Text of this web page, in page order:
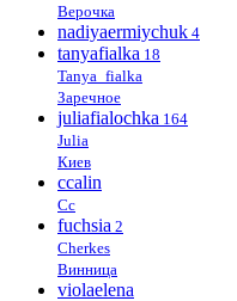
Верочка
nadiyaermiychuk 4
tanyafialka 18
Tanya_fialka
Заречное
juliafialochka 164
Julia
Киев
ccalin
Cc
fuchsia 2
Cherkes
Винница
violaelena